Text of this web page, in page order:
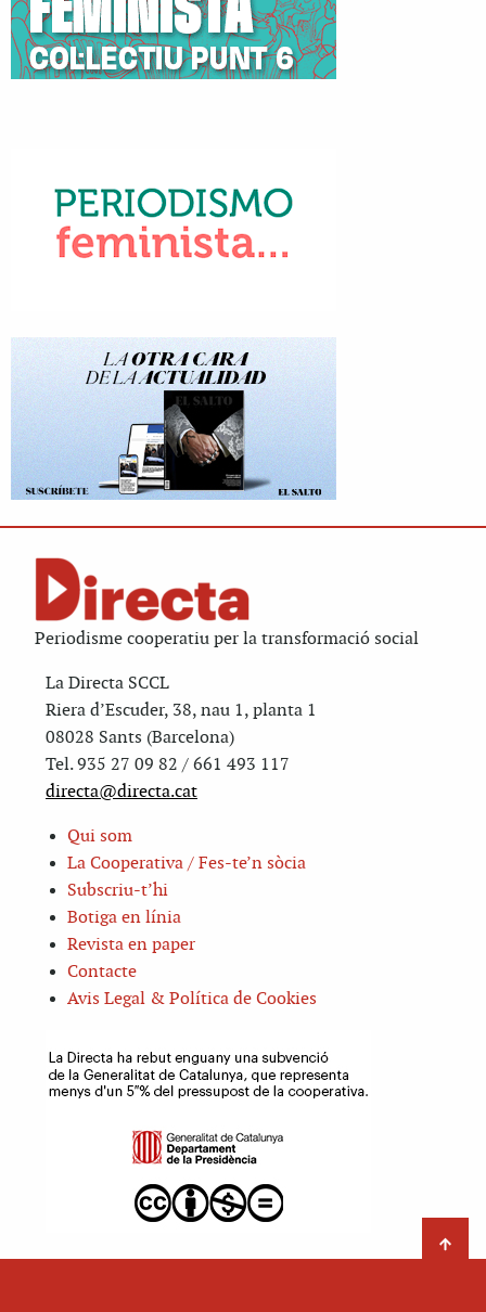
Periodisme cooperatiu per la transformació social
La Directa SCCL
Riera d’Escuder, 38, nau 1, planta 1
08028 Sants (Barcelona)
Tel. 935 27 09 82 / 661 493 117
directa@directa.cat
Qui som
La Cooperativa / Fes-te’n sòcia
Subscriu-t’hi
Botiga en línia
Revista en paper
Contacte
Avis Legal & Política de Cookies